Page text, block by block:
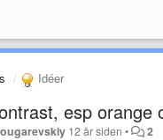
Idéer
esp orange
12 år siden • 2